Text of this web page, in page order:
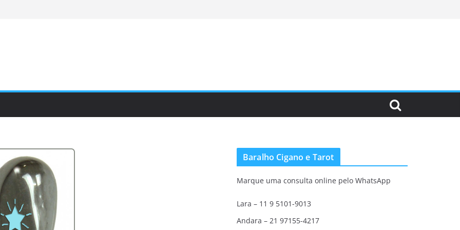
Baralho Cigano e Tarot
Marque uma consulta online pelo WhatsApp
Lara – 11 9 5101-9013
Andara – 21 97155-4217